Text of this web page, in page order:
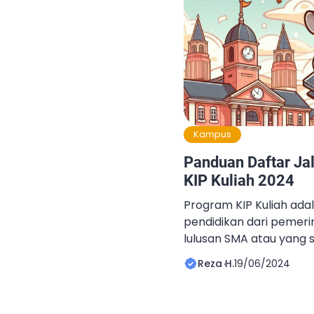
Kampus
Panduan Daftar
KIP Kuliah 2024
Program KIP Kuliah
pendidikan dari
lulusan SMA atau
punya potensi
finansial. Bantuan ini
Reza H.19/06/2024